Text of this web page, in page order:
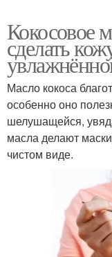
Кокосовое
сделать
Масло кокоса
особенно оно
шелушащейся,
масла делают
чистом виде.